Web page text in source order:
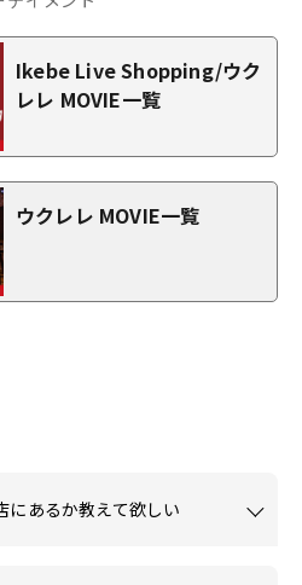
Ikebe Live Shopping/ウク
レレ MOVIE一覧
ウクレレ MOVIE一覧
にあるか教えて欲しい